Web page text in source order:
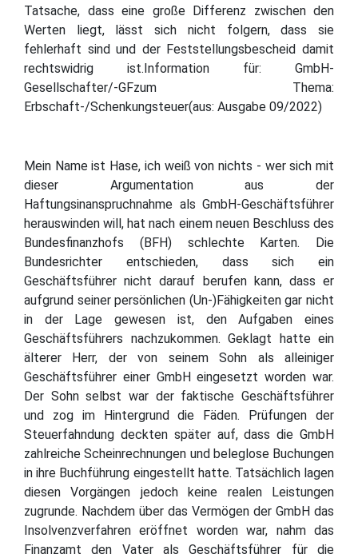
Tatsache, dass eine große Differenz zwischen den
Werten liegt, lässt sich nicht folgern, dass sie
fehlerhaft sind und der Feststellungsbescheid damit
rechtswidrig ist.Information für: GmbH-
Gesellschafter/-GFzum Thema:
Erbschaft-/Schenkungsteuer(aus: Ausgabe 09/2022)
Mein Name ist Hase, ich weiß von nichts - wer sich mit
dieser Argumentation aus der
Haftungsinanspruchnahme als GmbH-Geschäftsführer
herauswinden will, hat nach einem neuen Beschluss des
Bundesfinanzhofs (BFH) schlechte Karten. Die
Bundesrichter entschieden, dass sich ein
Geschäftsführer nicht darauf berufen kann, dass er
aufgrund seiner persönlichen (Un-)Fähigkeiten gar nicht
in der Lage gewesen ist, den Aufgaben eines
Geschäftsführers nachzukommen. Geklagt hatte ein
älterer Herr, der von seinem Sohn als alleiniger
Geschäftsführer einer GmbH eingesetzt worden war.
Der Sohn selbst war der faktische Geschäftsführer
und zog im Hintergrund die Fäden. Prüfungen der
Steuerfahndung deckten später auf, dass die GmbH
zahlreiche Scheinrechnungen und beleglose Buchungen
in ihre Buchführung eingestellt hatte. Tatsächlich lagen
diesen Vorgängen jedoch keine realen Leistungen
zugrunde. Nachdem über das Vermögen der GmbH das
Insolvenzverfahren eröffnet worden war, nahm das
Finanzamt den Vater als Geschäftsführer für die